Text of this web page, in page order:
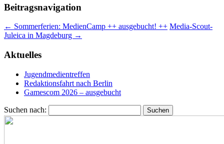
Beitragsnavigation
← Sommerferien: MedienCamp ++ ausgebucht! ++ Media-Scout-
Juleica in Magdeburg →
Aktuelles
Jugendmedientreffen
Redaktionsfahrt nach Berlin
Gamescom 2026 – ausgebucht
Suchen nach: